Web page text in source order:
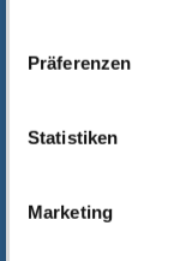
Präferenzen
Statistiken
Marketing